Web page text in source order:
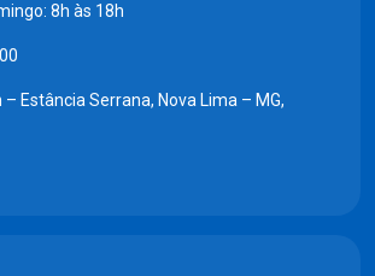
8h às 18h
– Estância Serrana, Nova Lima – MG,